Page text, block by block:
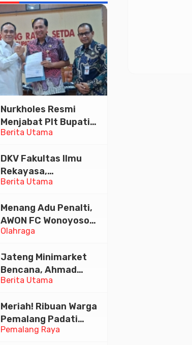
Berita Utama
Nurkholes Resmi
Menjabat Plt Bupati
Pemalang
Berita Utama
DKV Fakultas Ilmu
Rekayasa,
Universitas
Diskusi Desain
Olahraga
Menang Adu Penalti,
AWON FC Wonoyoso
Juara Bhayangkara
Berita Utama
Jateng Minimarket
Bencana, Ahmad
Luthfi Minta PMI Jadi
Pemalang Raya
Meriah! Ribuan Warga
Pemalang Padati
Kirab Festival Kamir